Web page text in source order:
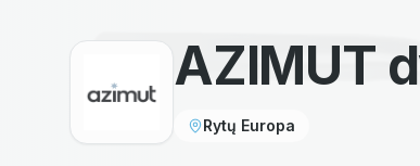
AZIMUT
Rytų Europa